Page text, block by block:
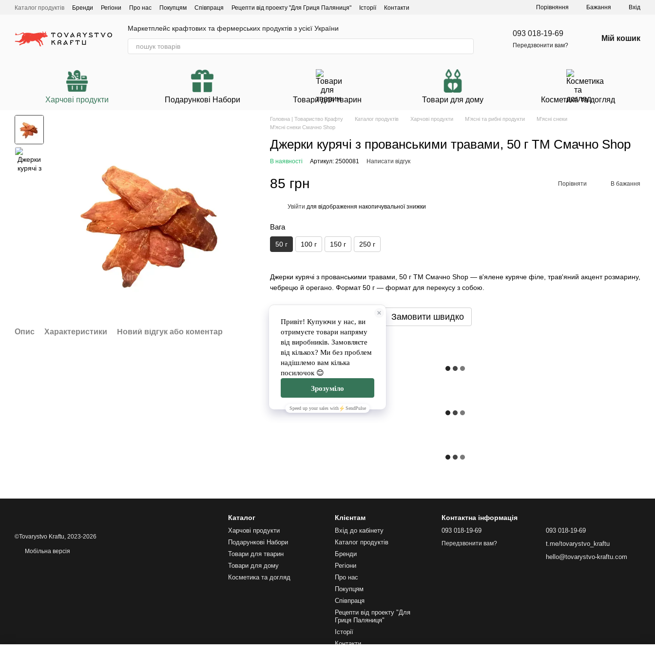
Перейти до основного контенту
Каталог продуктів Бренди Регіони Про нас Покупцям Співпраця Рецепти від проекту "Для Гриця Паляниця" Історії Контакти Порівняння Бажання Вхід
Маркетплейс крафтових та фермерських продуктів з усієї України
093 018-19-69
Передзвонити вам?
Мій кошик
Харчові продукти Подарункові Набори Товари для тварин Товари для дому Косметика та догляд
Опис Характеристики Новий відгук або коментар
Головна | Товариство Крафту Каталог продуктів Харчові продукти Мʼясні та рибні продукти
М'ясні снеки
М'ясні снеки Смачно Shop
Джерки курячі з прованськими травами, 50 г ТМ Смачно Shop
В наявності Артикул: 2500081 Написати відгук
85 грн Порівняти В бажання
Увійти для відображення накопичувальної знижки
Вага
50 г 100 г 150 г 250 г
Джерки курячі з прованськими травами, 50 г ТМ Смачно Shop — в'ялене куряче філе, трав'яний акцент розмарину,
чебрецю й орегано. Формат 50 г — формат для перекусу з собою.
Замовити швидко
Доставка Оплата
©Tovarystvo Kraftu, 2023-2026
Мобільна версія
Каталог
Харчові продукти
Подарункові Набори
Товари для тварин
Товари для дому
Косметика та догляд
Клієнтам
Вхід до кабінету
Каталог продуктів
Бренди
Регіони
Про нас
Покупцям
Співпраця
Рецепти від проекту "Для
Гриця Паляниця"
Історії
Контакти
Контактна інформація
093 018-19-69
Передзвонити вам?
093 018-19-69
t.me/tovarystvo_kraftu
hello@tovarystvo-kraftu.com